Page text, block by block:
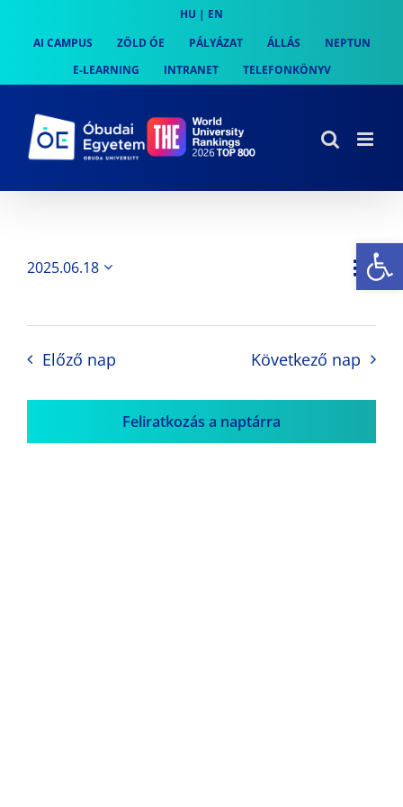
content
HU | EN
AI CAMPUS
ZÖLD ÓE PÁLYÁZAT ÁLLÁS
NEPTUN
E-LEARNING
INTRANET TELEFONKÖNYV
Nap
2025.06.18
Előző nap Következő nap
Feliratkozás a naptárra